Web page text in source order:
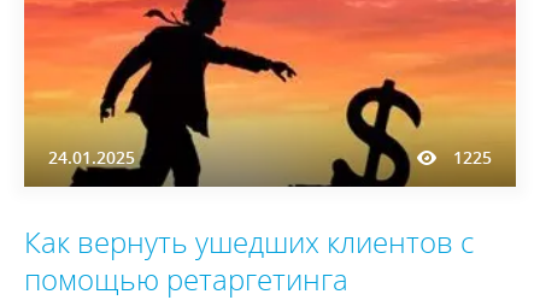
24.01.2025 1225
Как вернуть ушедших клиентов с
помощью ретаргетинга